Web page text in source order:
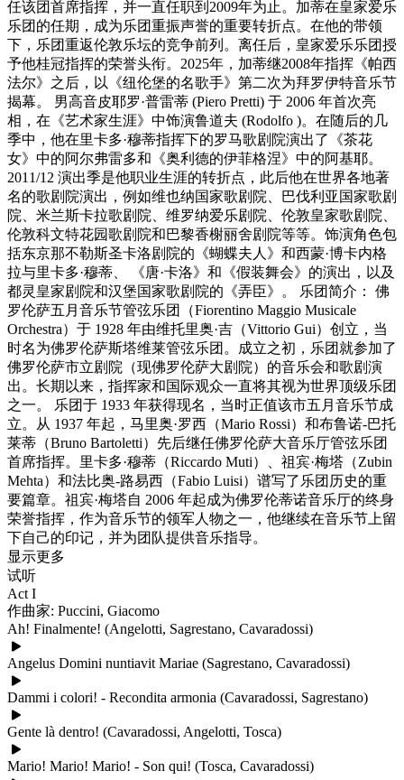
任该团首席指挥，并一直任职到2009年为止。加蒂在皇家爱乐
乐团的任期，成为乐团重振声誉的重要转折点。在他的带领
下，乐团重返伦敦乐坛的竞争前列。离任后，皇家爱乐乐团授
予他桂冠指挥的荣誉头衔。2025年，加蒂继2008年指挥《帕西
法尔》之后，以《纽伦堡的名歌手》第二次为拜罗伊特音乐节
揭幕。 男高音皮耶罗·普雷蒂 (Piero Pretti) 于 2006 年首次亮
相，在《艺术家生涯》中饰演鲁道夫 (Rodolfo )。在随后的几
季中，他在里卡多·穆蒂指挥下的罗马歌剧院演出了《茶花
女》中的阿尔弗雷多和《奥利德的伊菲格涅》中的阿基耶。
2011/12 演出季是他职业生涯的转折点，此后他在世界各地著
名的歌剧院演出，例如维也纳国家歌剧院、巴伐利亚国家歌剧
院、米兰斯卡拉歌剧院、维罗纳爱乐剧院、伦敦皇家歌剧院、
伦敦科文特花园歌剧院和巴黎香榭丽舍剧院等等。饰演角色包
括东京那不勒斯圣卡洛剧院的《蝴蝶夫人》和西蒙·博卡内格
拉与里卡多·穆蒂、 《唐·卡洛》和《假装舞会》的演出，以及
都灵皇家剧院和汉堡国家歌剧院的《弄臣》。 乐团简介： 佛
罗伦萨五月音乐节管弦乐团（Fiorentino Maggio Musicale
Orchestra）于 1928 年由维托里奥·吉（Vittorio Gui）创立，当
时名为佛罗伦萨斯塔维莱管弦乐团。成立之初，乐团就参加了
佛罗伦萨市立剧院（现佛罗伦萨大剧院）的音乐会和歌剧演
出。长期以来，指挥家和国际观众一直将其视为世界顶级乐团
之一。 乐团于 1933 年获得现名，当时正值该市五月音乐节成
立。从 1937 年起，马里奥·罗西（Mario Rossi）和布鲁诺-巴托
莱蒂（Bruno Bartoletti）先后继任佛罗伦萨大音乐厅管弦乐团
首席指挥。里卡多·穆蒂（Riccardo Muti）、祖宾·梅塔（Zubin
Mehta）和法比奥-路易西（Fabio Luisi）谱写了乐团历史的重
要篇章。祖宾·梅塔自 2006 年起成为佛罗伦蒂诺音乐厅的终身
荣誉指挥，作为音乐节的领军人物之一，他继续在音乐节上留
下自己的印记，并为团队提供音乐指导。
显示更多
试听
Act I
作曲家: Puccini, Giacomo
Ah! Finalmente! (Angelotti, Sagrestano, Cavaradossi)
Angelus Domini nuntiavit Mariae (Sagrestano, Cavaradossi)
Dammi i colori! - Recondita armonia (Cavaradossi, Sagrestano)
Gente là dentro! (Cavaradossi, Angelotti, Tosca)
Mario! Mario! Mario! - Son qui! (Tosca, Cavaradossi)